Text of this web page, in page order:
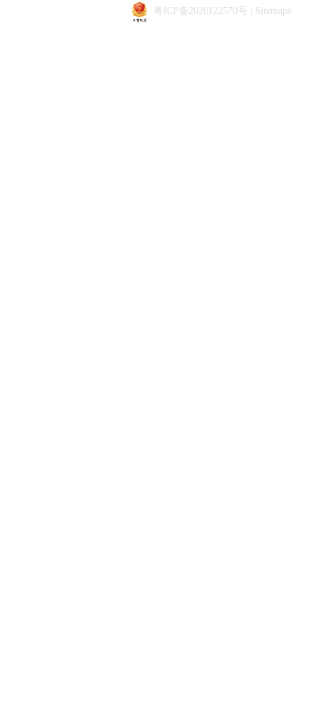
粤ICP备2020122570号 Sitemaps